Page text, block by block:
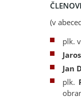
(v
plk.
Jan
plk.